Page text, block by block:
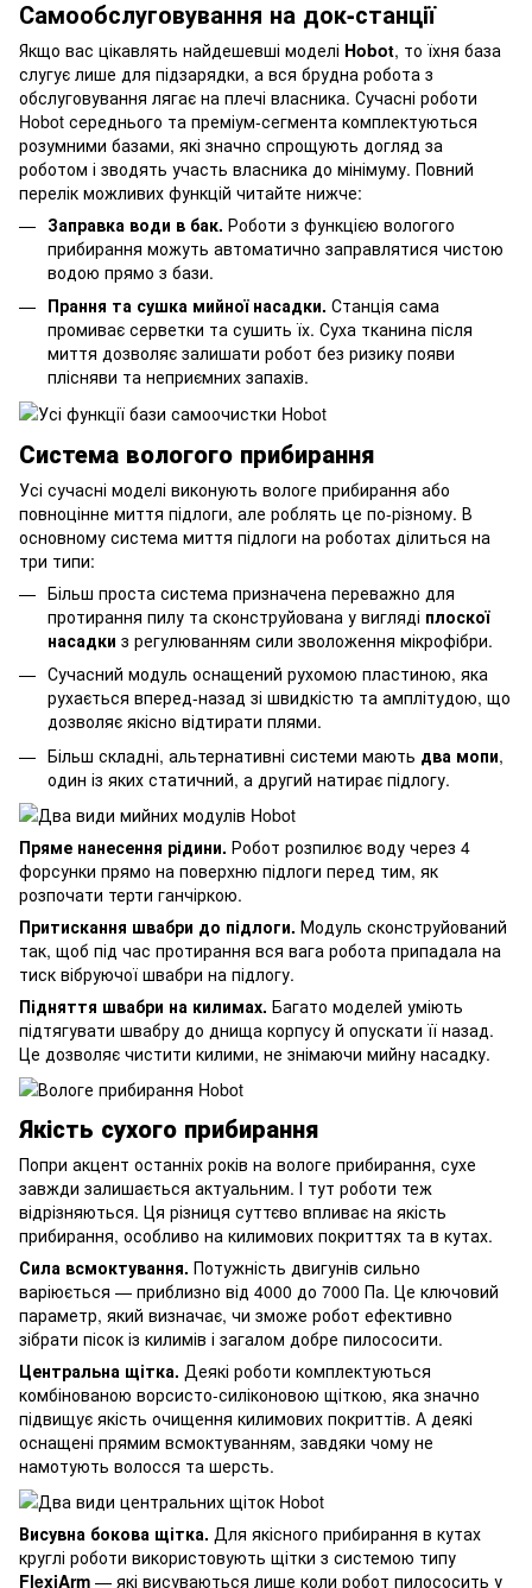
Самообслуговування на док-станції
Якщо вас цікавлять найдешевші моделі Hobot, то їхня база
слугує лише для підзарядки, а вся брудна робота з
обслуговування лягає на плечі власника. Сучасні роботи
Hobot середнього та преміум-сегмента комплектуються
розумними базами, які значно спрощують догляд за
роботом і зводять участь власника до мінімуму. Повний
перелік можливих функцій читайте нижче:
Заправка води в бак. Роботи з функцією вологого
прибирання можуть автоматично заправлятися чистою
водою прямо з бази.
Прання та сушка мийної насадки. Станція сама
промиває серветки та сушить їх. Суха тканина після
миття дозволяє залишати робот без ризику появи
плісняви та неприємних запахів.
Система вологого прибирання
Усі сучасні моделі виконують вологе прибирання або
повноцінне миття підлоги, але роблять це по-різному. В
основному система миття підлоги на роботах ділиться на
три типи:
Більш проста система призначена переважно для
протирання пилу та сконструйована у вигляді плоскої
насадки з регулюванням сили зволоження мікрофібри.
Сучасний модуль оснащений рухомою пластиною, яка
рухається вперед-назад зі швидкістю та амплітудою, що
дозволяє якісно відтирати плями.
Більш складні, альтернативні системи мають два мопи,
один із яких статичний, а другий натирає підлогу.
Пряме нанесення рідини. Робот розпилює воду через 4
форсунки прямо на поверхню підлоги перед тим, як
розпочати терти ганчіркою.
Притискання швабри до підлоги. Модуль сконструйований
так, щоб під час протирання вся вага робота припадала на
тиск вібруючої швабри на підлогу.
Підняття швабри на килимах. Багато моделей уміють
підтягувати швабру до днища корпусу й опускати її назад.
Це дозволяє чистити килими, не знімаючи мийну насадку.
Якість сухого прибирання
Попри акцент останніх років на вологе прибирання, сухе
завжди залишається актуальним. І тут роботи теж
відрізняються. Ця різниця суттєво впливає на якість
прибирання, особливо на килимових покриттях та в кутах.
Сила всмоктування. Потужність двигунів сильно
варіюється — приблизно від 4000 до 7000 Па. Це ключовий
параметр, який визначає, чи зможе робот ефективно
зібрати пісок із килимів і загалом добре пилососити.
Центральна щітка. Деякі роботи комплектуються
комбінованою ворсисто-силіконовою щіткою, яка значно
підвищує якість очищення килимових покриттів. А деякі
оснащені прямим всмоктуванням, завдяки чому не
намотують волосся та шерсть.
Висувна бокова щітка. Для якісного прибирання в кутах
круглі роботи використовують щітки з системою типу
FlexiArm — які висуваються лише коли робот пилососить у